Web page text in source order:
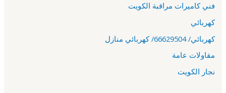
فني كاميرات مراقبة الكويت
كهربائي
كهربائي/ 66629504/ كهربائي منازل
مقاولات عامة
نجار الكويت